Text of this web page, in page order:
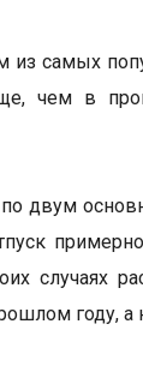
из самых
чем в
двум
случаях
году, а